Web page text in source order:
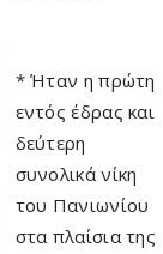
* Ήταν η πρώτη
εντός έδρας και
δεύτερη
συνολικά νίκη
του Πανιωνίου
στα πλαίσια της